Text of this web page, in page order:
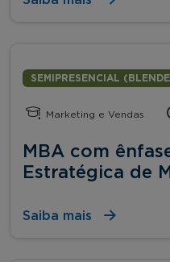
SEMIPRESENCIAL
Marketing e Vendas
MBA com
Estratégica de
Saiba mais